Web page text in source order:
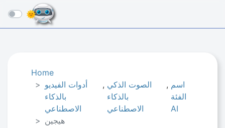
☰
Home
أدوات الفيديو
بالذكاء
الاصطناعي
, الصوت الذكي
بالذكاء
الاصطناعي
, اسم
الفئة
AI
هيجين